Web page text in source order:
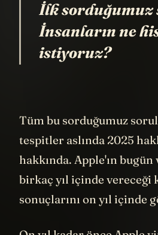
İlk sorduğumuz
İnsanların ne
Tüm bu sorduğumuz
tespitler aslında 2025
hakkında. Apple'ın bugün
birkaç yıl içinde vereceği